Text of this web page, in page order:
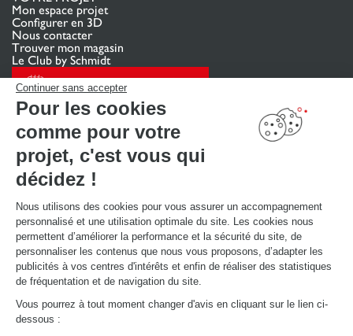
Continuer sans accepter
Pour les cookies
comme pour votre
projet, c'est vous qui
décidez !
Nous utilisons des cookies pour vous assurer un accompagnement
personnalisé et une utilisation optimale du site. Les cookies nous
permettent d’améliorer la performance et la sécurité du site, de
personnaliser les contenus que nous vous proposons, d’adapter les
publicités à vos centres d'intérêts et enfin de réaliser des statistiques
de fréquentation et de navigation du site.
Vous pourrez à tout moment changer d'avis en cliquant sur le lien ci-
dessous :
Mon espace projet
Configurer en 3D
Nous contacter
Trouver mon magasin
Le Club by Schmidt
PRENDRE RENDEZ-VOUS
LIENS UTILES
Promotions
Guides de poses et d’entretien
Consulter notre catalogue
À PROPOS
Actualités du groupe
Nous rejoindre
Ouvrir un magasin
Schmidt dans le monde